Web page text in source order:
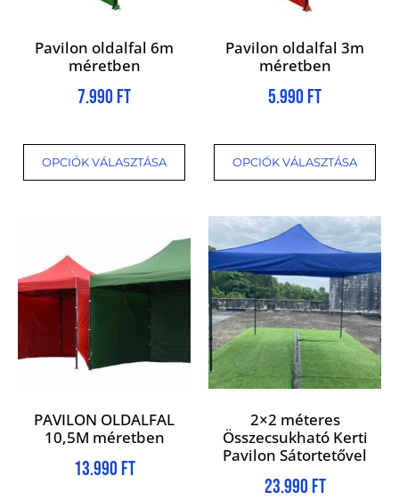
Pavilon oldalfal 6m
méretben
7.990 Ft
OPCIÓK VÁLASZTÁSA
Pavilon oldalfal 3m
méretben
5.990 Ft
OPCIÓK VÁLASZTÁSA
PAVILON OLDALFAL
10,5M méretben
13.990 Ft
2×2 méteres
Összecsukható Kerti
Pavilon Sátortetővel
23.990 Ft